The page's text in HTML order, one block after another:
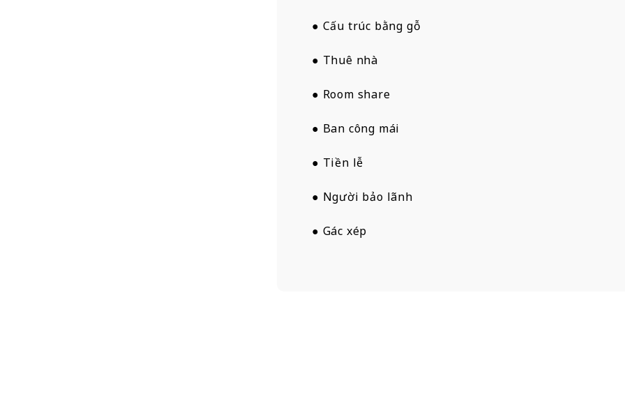
● Cấu trúc bằng gỗ
● Thuê nhà
● Room share
● Ban công mái
● Tiền lễ
● Người bảo lãnh
● Gác xép